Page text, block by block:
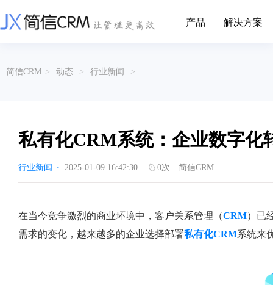
产品
营销云
从营销获客到商机转化的全流程管理
渠道云
融合分公司、经销商、总部伙伴管理
涵盖多种售前/后服务元素功能和接入
解决方案
挖现有客户价值以及开发更多新...
的现代化管理
传媒企业自身由于数字化传媒的发
展，对其内部控制建设和完善也是...
进装修行业往
互联网等相关信息技术的发展是支撑
互联网金融模式发展的基石，给...
通过数字化方
享受个性化的
帮助文档
以CRM产品为基础的功能点
关于简信
简信CRM > 动态 > 行业新闻 >
私有化CRM系统：企业数字化
行业新闻 · 2025-01-09 16:42:30 0次 简信CRM
在当今竞争激烈的商业环境中，客户关系管理（CRM）已
需求的变化，越来越多的企业选择部署私有化CRM系统来